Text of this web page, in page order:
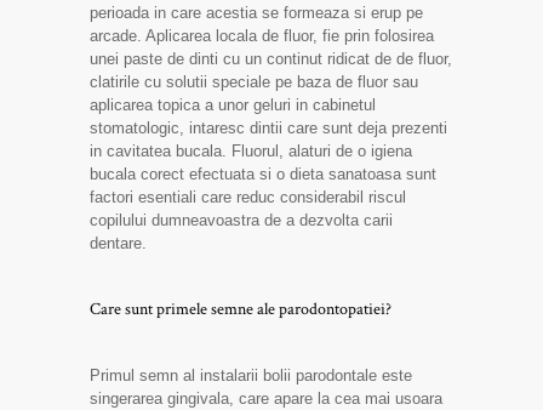
perioada in care acestia se formeaza si erup pe
arcade. Aplicarea locala de fluor, fie prin folosirea
unei paste de dinti cu un continut ridicat de de fluor,
clatirile cu solutii speciale pe baza de fluor sau
aplicarea topica a unor geluri in cabinetul
stomatologic, intaresc dintii care sunt deja prezenti
in cavitatea bucala. Fluorul, alaturi de o igiena
bucala corect efectuata si o dieta sanatoasa sunt
factori esentiali care reduc considerabil riscul
copilului dumneavoastra de a dezvolta carii
dentare.
Care sunt primele semne ale parodontopatiei?
Primul semn al instalarii bolii parodontale este
singerarea gingivala, care apare la cea mai usoara